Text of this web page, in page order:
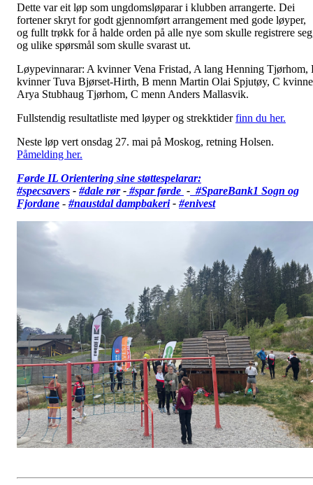
Dette var eit løp som ungdomsløparar i klubben arrangerte. Dei
fortener skryt for godt gjennomført arrangement med gode løyper,
og fullt trøkk for å halde orden på alle nye som skulle registrere
og ulike spørsmål som skulle svarast ut.
Løypevinnarar: A kvinner Vena Fristad, A lang Henning Tjørhom,
kvinner Tuva Bjørset-Hirth, B menn Martin Olai Spjutøy, C
Arya Stubhaug Tjørhom, C menn Anders Mallasvik.
Fullstendig resultatliste med løyper og strekktiderfinn du her.
Neste løp vert onsdag 27. mai på Moskog, retning Holsen.
Påmelding her.
Førde IL Orientering sine støttespelarar:
#specsavers - #dale rør- #spar førde - #SpareBank1 Sogn og
Fjordane - #naustdal dampbakeri - #enivest